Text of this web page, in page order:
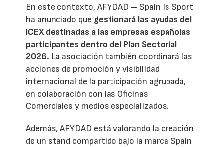
En este contexto, AFYDAD – Spain Is Sport
ha anunciado que gestionará las ayudas del
ICEX destinadas a las empresas españolas
participantes dentro del Plan Sectorial
2026. La asociación también coordinará las
acciones de promoción y visibilidad
internacional de la participación agrupada,
en colaboración con las Oficinas
Comerciales y medios especializados.
Además, AFYDAD está valorando la creación
de un stand compartido bajo la marca Spain